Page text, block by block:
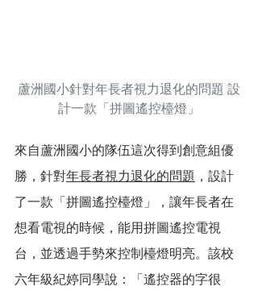
蘆洲國小針對年長者視力退化的問題 設
計一款「拼圖遙控檯燈」
來自蘆洲國小的隊伍這次得到創意組優
勝，針對年長者視力退化的問題 ，設計
了一款「拼圖遙控檯燈」，讓年長者在
想看電視的時候，能用拼圖遙控電視
台，並透過手勢來控制檯燈明亮。該校
六年級紀婷同學說：「遙控器的字很